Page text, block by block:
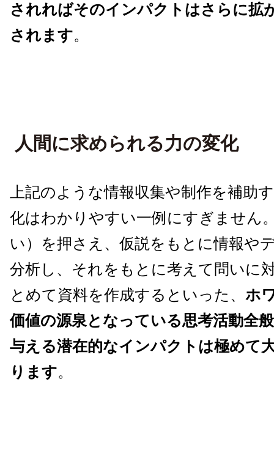
されればそのインパクトはさらに拡
されます。
人間に求められる力の変化
上記のような情報収集や制作を補助
化はわかりやすい一例にすぎません
い）を押さえ、仮説をもとに情報や
分析し、それをもとに考えて問いに
とめて資料を作成するといった、 ホ
価値の源泉となっている思考活動全
与える潜在的なインパクトは極めて
ります。